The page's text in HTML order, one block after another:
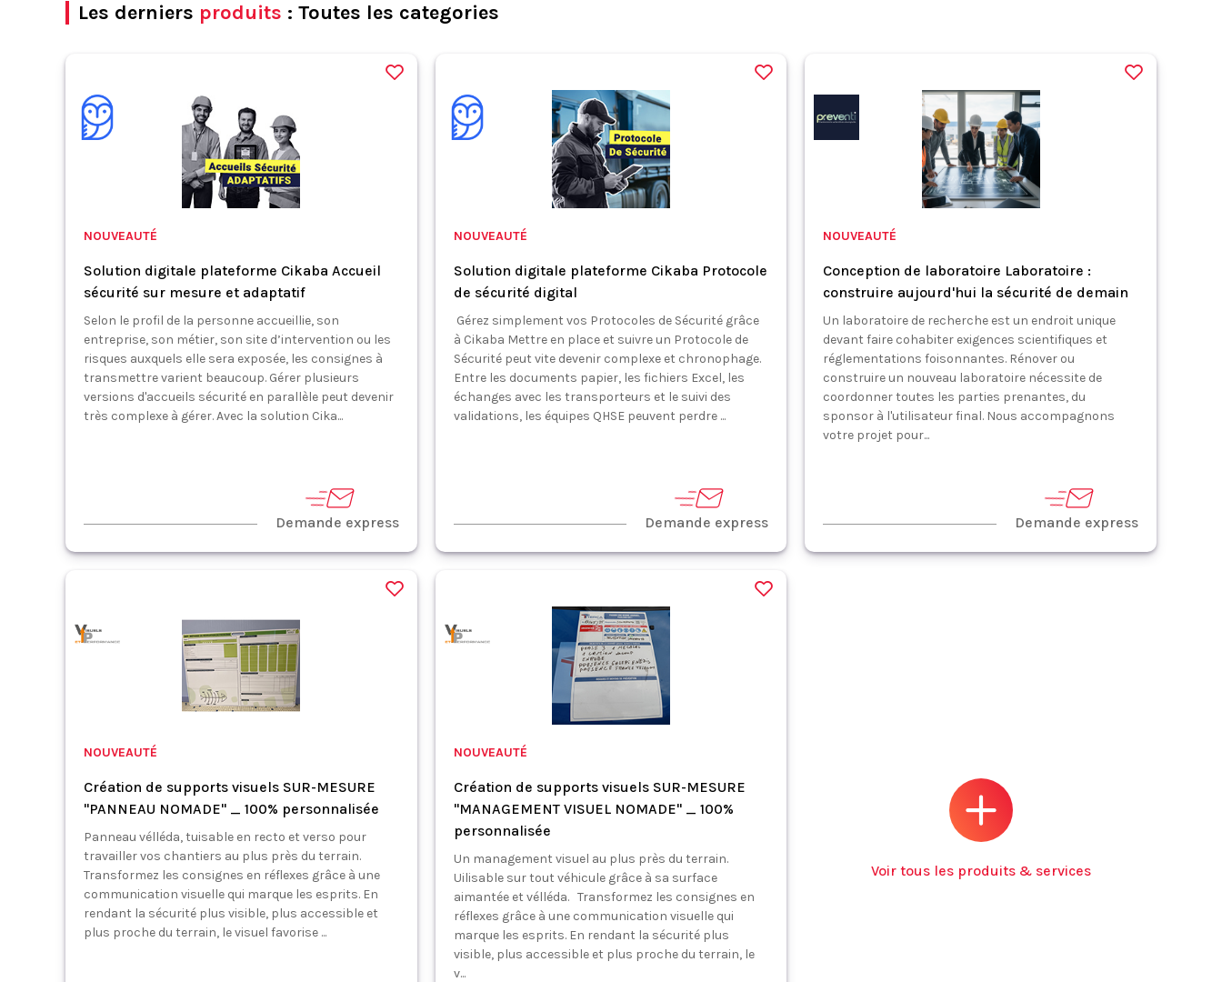
Les derniers produits : Toutes les categories
NOUVEAUTÉ
Solution digitale plateforme Cikaba Accueil
sécurité sur mesure et adaptatif
Selon le profil de la personne accueillie, son
entreprise, son métier, son site d’intervention ou les
risques auxquels elle sera exposée, les consignes à
transmettre varient beaucoup. Gérer plusieurs
versions d'accueils sécurité en parallèle peut devenir
très complexe à gérer. Avec la solution Cika...
Demande express
NOUVEAUTÉ
Solution digitale plateforme Cikaba Protocole
de sécurité digital
Gérez simplement vos Protocoles de Sécurité grâce
à Cikaba Mettre en place et suivre un Protocole de
Sécurité peut vite devenir complexe et chronophage.
Entre les documents papier, les fichiers Excel, les
échanges avec les transporteurs et le suivi des
validations, les équipes QHSE peuvent perdre ...
Demande express
NOUVEAUTÉ
Conception de laboratoire Laboratoire :
construire aujourd'hui la sécurité de demain
Un laboratoire de recherche est un endroit unique
devant faire cohabiter exigences scientifiques et
réglementations foisonnantes. Rénover ou
construire un nouveau laboratoire nécessite de
coordonner toutes les parties prenantes, du
sponsor à l'utilisateur final. Nous accompagnons
votre projet pour...
Demande express
NOUVEAUTÉ
Création de supports visuels SUR-MESURE
"PANNEAU NOMADE" _ 100% personnalisée
Panneau vélléda, tuisable en recto et verso pour
travailler vos chantiers au plus près du terrain.
Transformez les consignes en réflexes grâce à une
communication visuelle qui marque les esprits. En
rendant la sécurité plus visible, plus accessible et
plus proche du terrain, le visuel favorise ...
NOUVEAUTÉ
Création de supports visuels SUR-MESURE
"MANAGEMENT VISUEL NOMADE" _ 100%
personnalisée
Un management visuel au plus près du terrain.
Uilisable sur tout véhicule grâce à sa surface
aimantée et vélléda. Transformez les consignes en
réflexes grâce à une communication visuelle qui
marque les esprits. En rendant la sécurité plus
visible, plus accessible et plus proche du terrain, le
v...
Voir tous les produits & services